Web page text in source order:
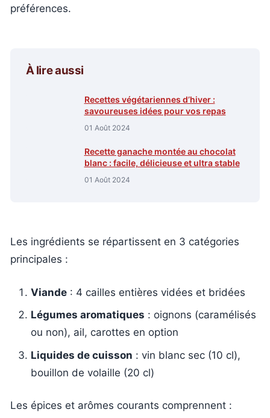
préférences.
À lire aussi
Recettes végétariennes d’hiver :
savoureuses idées pour vos repas
01 Août 2024
Recette ganache montée au chocolat
blanc : facile, délicieuse et ultra stable
01 Août 2024
Les ingrédients se répartissent en 3 catégories
principales :
Viande : 4 cailles entières vidées et bridées
Légumes aromatiques : oignons (caramélisés
ou non), ail, carottes en option
Liquides de cuisson : vin blanc sec (10 cl),
bouillon de volaille (20 cl)
Les épices et arômes courants comprennent :